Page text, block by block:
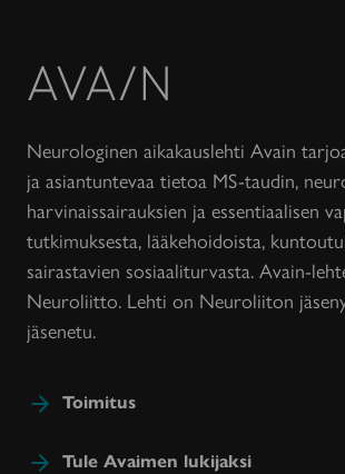
Avain-
lehti
Neurologinen aikakauslehti Avain
ja asiantuntevaa tietoa MS-taudin,
harvinaissairauksien ja essentiaalisen
tutkimuksesta, lääkehoidoista,
sairastavien sosiaaliturvasta. Avain-
Neuroliitto. Lehti on Neuroliiton
jäsenetu.
Toimitus
Tule Avaimen lukijaksi